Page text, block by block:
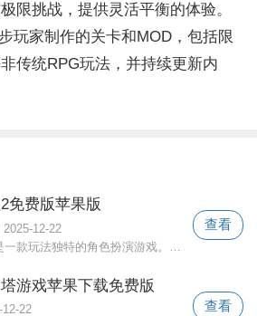
限挑战，提供灵活平衡的体验。
玩家制作的关卡和MOD，包括限
传统RPG玩法，并持续更新内
免费版苹果版
2025-12-22
查看
游戏苹果下载免费版
12-22 查看